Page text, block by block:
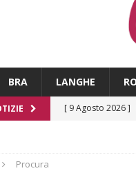
BRA LANGHE
[ 9 Agosto 2026 ]
Procura